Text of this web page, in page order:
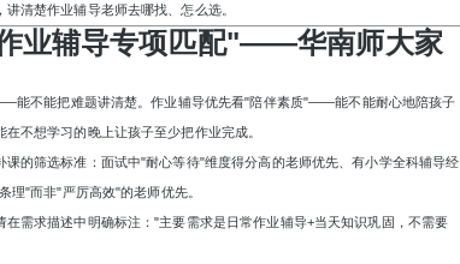
清楚作业辅导老师去哪找、怎么选。
业辅导专项匹配"——华南师大家
能不能把难题讲清楚。作业辅导优先看"陪伴素质"——能不能耐心地陪孩子
不想学习的晚上让孩子至少把作业完成。
课的筛选标准：面试中"耐心等待"维度得分高的老师优先、有小学全科辅导经
理"而非"严厉高效"的老师优先。
在需求描述中明确标注："主要需求是日常作业辅导+当天知识巩固，不需要